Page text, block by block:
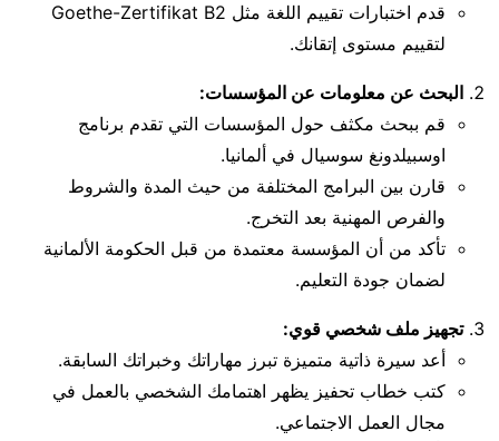
قدم اختبارات تقييم اللغة مثل Goethe-Zertifikat B2
لتقييم مستوى إتقانك.
البحث عن معلومات عن المؤسسات:
قم ببحث مكثف حول المؤسسات التي تقدم برنامج
اوسبيلدونغ سوسيال في ألمانيا.
قارن بين البرامج المختلفة من حيث المدة والشروط
والفرص المهنية بعد التخرج.
تأكد من أن المؤسسة معتمدة من قبل الحكومة الألمانية
لضمان جودة التعليم.
تجهيز ملف شخصي قوي:
أعد سيرة ذاتية متميزة تبرز مهاراتك وخبراتك السابقة.
كتب خطاب تحفيز يظهر اهتمامك الشخصي بالعمل في
مجال العمل الاجتماعي.